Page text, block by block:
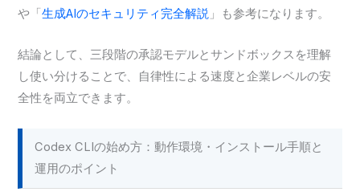
や「生成AIのセキュリティ完全解説 」も参考になります。
結論として、三段階の承認モデルとサンドボックスを理解
し使い分けることで、自律性による速度と企業レベルの安
全性を両立できます。
Codex CLIの始め方：動作環境・インストール手順と
運用のポイント